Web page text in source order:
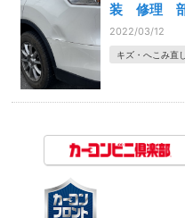
装 修理 部
2022/03/12
キズ・へこみ直し